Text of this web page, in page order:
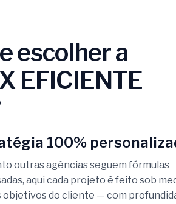
escolher a
EFICIENTE
100%
outras agências seguem fórmulas
aqui cada projeto é feito sob
objetivos do cliente — com